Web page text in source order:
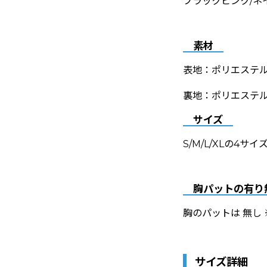
素材
表地：ポリエステ
裏地：ポリエステ
サイズ
S/M/L/XLの4サイ
胸パットの有り
胸のパットは 無
サイズ詳細